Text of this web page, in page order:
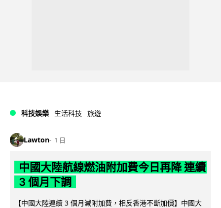
科技娛樂 生活科技 旅遊
Lawton 1 日
中國大陸航線燃油附加費今日再降 連續
3 個月下調
【中國大陸連續 3 個月減附加費，相反香港不斷加價】中國大